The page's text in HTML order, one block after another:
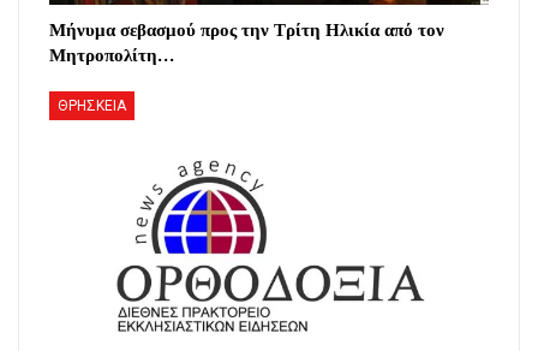
Μήνυμα σεβασμού προς την Τρίτη Ηλικία από τον
Μητροπολίτη…
ΘΡΗΣΚΕΙΑ